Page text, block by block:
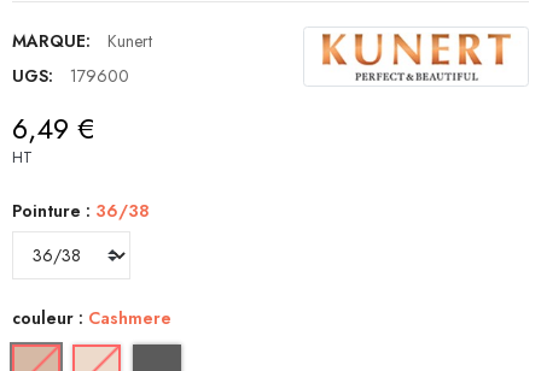
MARQUE:
Kunert
UGS:
179600
6,49 €
HT
Pointure : 36/38
couleur : Cashmere